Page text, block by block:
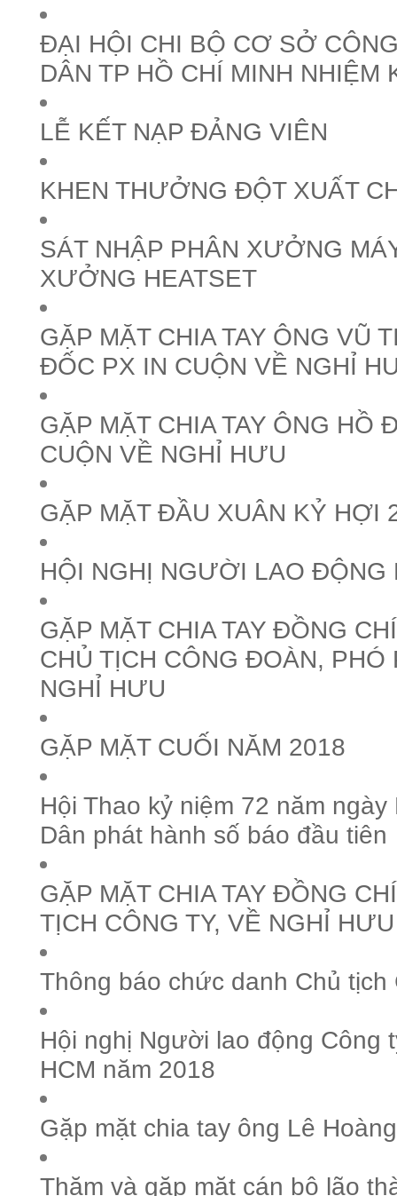
ĐẠI HỘI CHI BỘ CƠ SỞ
DÂN TP HỒ CHÍ MINH NHIỆM
LỄ KẾT NẠP ĐẢNG VIÊN
KHEN THƯỞNG ĐỘT XUẤT
SÁT NHẬP PHÂN XƯỞNG
XƯỞNG HEATSET
GẶP MẶT CHIA TAY ÔNG VŨ
ĐỐC PX IN CUỘN VỀ NGHỈ
GẶP MẶT CHIA TAY ÔNG HỒ
CUỘN VỀ NGHỈ HƯU
GẶP MẶT ĐẦU XUÂN KỶ HỢI
HỘI NGHỊ NGƯỜI LAO ĐỘNG
GẶP MẶT CHIA TAY ĐỒNG
CHỦ TỊCH CÔNG ĐOÀN, PHÓ
NGHỈ HƯU
GẶP MẶT CUỐI NĂM 2018
Hội Thao kỷ niệm 72 năm
Dân phát hành số báo đầu tiên
GẶP MẶT CHIA TAY ĐỒNG
TỊCH CÔNG TY, VỀ NGHỈ HƯU
Thông báo chức danh Chủ
Hội nghị Người lao động Công
HCM năm 2018
Gặp mặt chia tay ông Lê
Thăm và gặp mặt cán bộ lão